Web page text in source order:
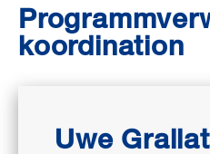
koordination
Uwe